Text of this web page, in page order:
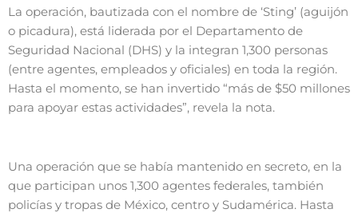
La operación, bautizada con el nombre de ‘Sting’ (aguijón
o picadura), está liderada por el Departamento de
Seguridad Nacional (DHS) y la integran 1,300 personas
(entre agentes, empleados y oficiales) en toda la región.
Hasta el momento, se han invertido “más de $50 millones
para apoyar estas actividades”, revela la nota.
Una operación que se había mantenido en secreto, en la
que participan unos 1,300 agentes federales, también
policías y tropas de México, centro y Sudamérica. Hasta